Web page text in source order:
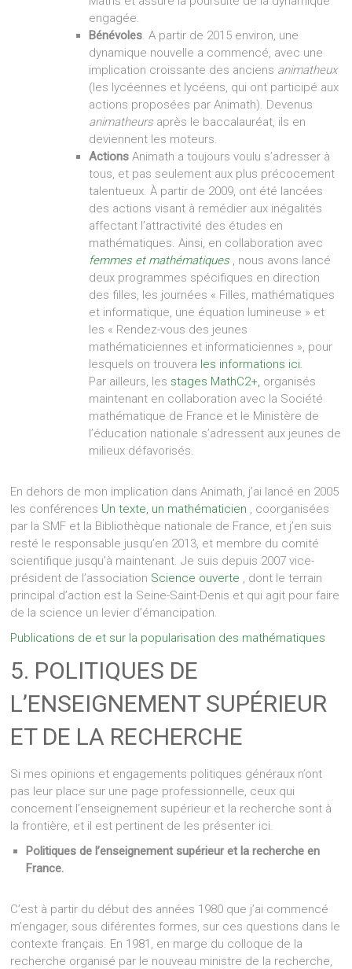
engagée.
Bénévoles. A partir de 2015 environ, une
dynamique nouvelle a commencé, avec une
implication croissante des anciens animatheux
(les lycéennes et lycéens, qui ont participé aux
actions proposées par Animath). Devenus
animatheurs après le baccalauréat, ils en
deviennent les moteurs.
ActionsAnimath a toujours voulu s’adresser à
tous, et pas seulement aux plus précocement
talentueux. À partir de 2009, ont été lancées
des actions visant à remédier aux inégalités
affectant l’attractivité des études en
mathématiques. Ainsi, en collaboration avec
femmes et mathématiques, nous avons lancé
deux programmes spécifiques en direction
des filles, les journées « Filles, mathématiques
et informatique, une équation lumineuse » et
les « Rendez-vous des jeunes
mathématiciennes et informaticiennes », pour
lesquels on trouvera les informations ici.
Par ailleurs, les stages MathC2+, organisés
maintenant en collaboration avec la Société
mathématique de France et le Ministère de
l’éducation nationale s’adressent aux jeunes de
milieux défavorisés.
En dehors de mon implication dans Animath, j’ai lancé en 2005
les conférences Un texte, un mathématicien , coorganisées
par la SMF et la Bibliothèque nationale de France, et j’en suis
resté le responsable jusqu’en 2013, et membre du comité
scientifique jusqu’à maintenant. Je suis depuis 2007 vice-
président de l’association Science ouverte , dont le terrain
principal d’action est la Seine-Saint-Denis et qui agit pour faire
de la science un levier d’émancipation.
Publications de et sur la popularisation des mathématiques
5. POLITIQUES DE
L’ENSEIGNEMENT SUPÉRIEUR
ET DE LA RECHERCHE
Si mes opinions et engagements politiques généraux n’ont
pas leur place sur une page professionnelle, ceux qui
concernent l’enseignement supérieur et la recherche sont à
la frontière, et il est pertinent de les présenter ici.
Politiques de l’enseignement supérieur et la recherche en
France.
C’est à partir du début des années 1980 que j’ai commencé
m’engager, sous diférentes formes, sur ces questions dans le
contexte français. En 1981, en marge du colloque de la
recherche organisé par le nouveau ministre de la recherche,